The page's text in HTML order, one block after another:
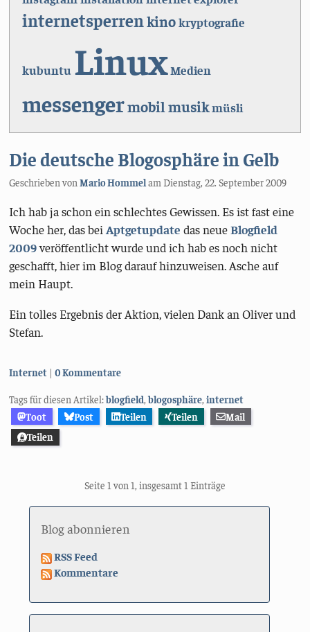
internetsperrenkinokryptografie
kubuntu LinuxMedien
messengermobilmusikmüsli
Die deutsche Blogosphäre in Gelb
Geschrieben vonMario HommelamDienstag, 22. September 2009
Ich hab ja schon ein schlechtes Gewissen. Es ist fast eine
Woche her, das beiAptgetupdate das neueBlogfield
2009veröffentlicht wurde und ich hab es noch nicht
geschafft, hier im Blog darauf hinzuweisen. Asche auf
mein Haupt.
Ein tolles Ergebnis der Aktion, vielen Dank an Oliver und
Stefan.
Kategorien:
Internet 0 Kommentare
Tags für diesen Artikel:blogfield ,blogosphäre ,internet
Toot
Post Teilen Teilen
Mail
Teilen
Seite 1 von 1, insgesamt 1 Einträge
Blog abonnieren
RSS Feed
Kommentare